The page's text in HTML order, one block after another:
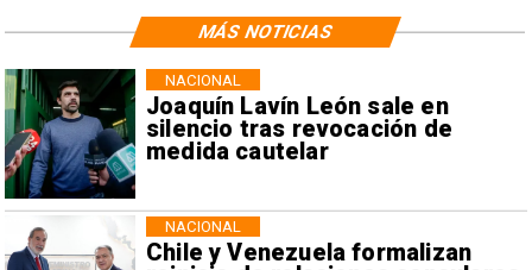
Joaquín Lavín León sale en
silencio tras revocación de
medida cautelar
NACIONAL
Chile y Venezuela formalizan
NACIONAL
MÁS NOTICIAS